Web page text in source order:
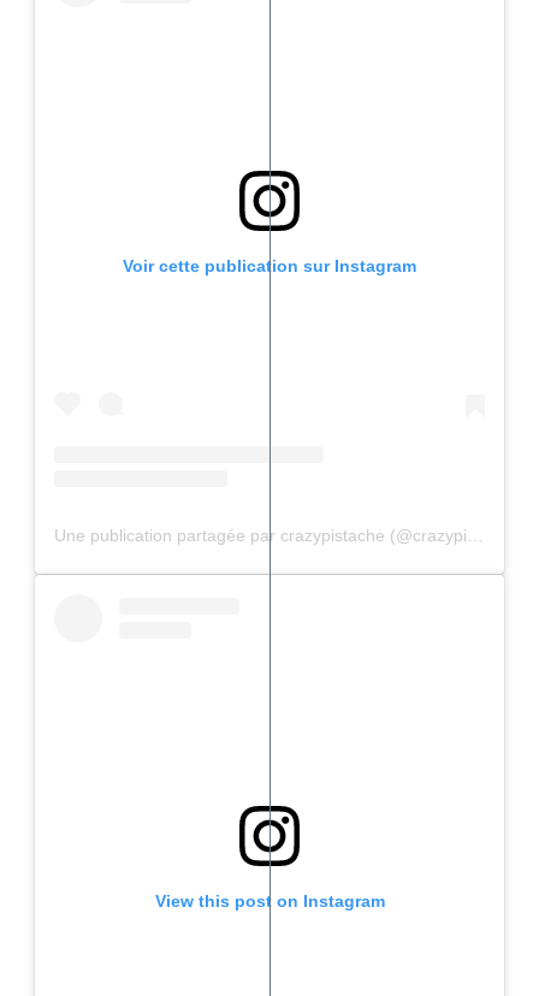
Voir cette publication sur Instagram
View this post on Instagram